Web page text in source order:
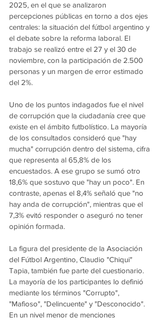
2025, en el que se analizaron
percepciones públicas en torno a dos ejes
centrales: la situación del fútbol argentino y
el debate sobre la reforma laboral. El
trabajo se realizó entre el 27 y el 30 de
noviembre, con la participación de 2.500
personas y un margen de error estimado
del 2%.
Uno de los puntos indagados fue el nivel
de corrupción que la ciudadanía cree que
existe en el ámbito futbolístico. La mayoría
de los consultados consideró que "hay
mucha" corrupción dentro del sistema, cifra
que representa al 65,8% de los
encuestados. A ese grupo se sumó otro
18,6% que sostuvo que "hay un poco". En
contraste, apenas el 8,4% señaló que "no
hay anda de corrupción", mientras que el
7,3% evitó responder o aseguró no tener
opinión formada.
La figura del presidente de la Asociación
del Fútbol Argentino, Claudio "Chiqui"
Tapia, también fue parte del cuestionario.
La mayoría de los participantes lo definió
mediante los términos "Corrupto",
"Mafioso", "Delincuente" y "Desconocido".
En un nivel menor de menciones